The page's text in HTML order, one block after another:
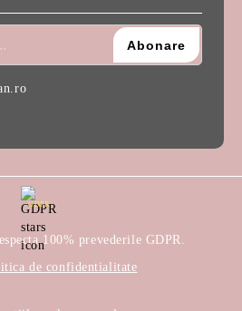
GDPR
100% prevederile GDPR.
de confidentialitate